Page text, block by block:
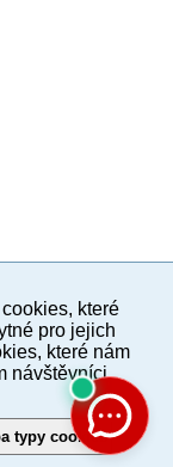
PC verze ENG
které
pro jejich
které nám
návštěvníci
typy cookies